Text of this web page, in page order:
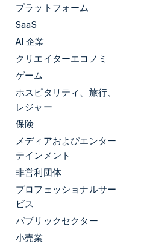
プラットフォーム
SaaS
AI 企業
クリエイターエコノミ―
ゲーム
ホスピタリティ、旅行、
レジャー
保険
メディアおよびエンター
テインメント
非営利団体
プロフェッショナルサー
ビス
パブリックセクター
小売業